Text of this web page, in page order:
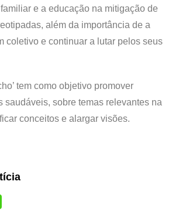
e a educação na mitigação de
além da importância de a
coletivo e continuar a lutar pelos seus
tem como objetivo promover
saudáveis, sobre temas relevantes na
conceitos e alargar visões.